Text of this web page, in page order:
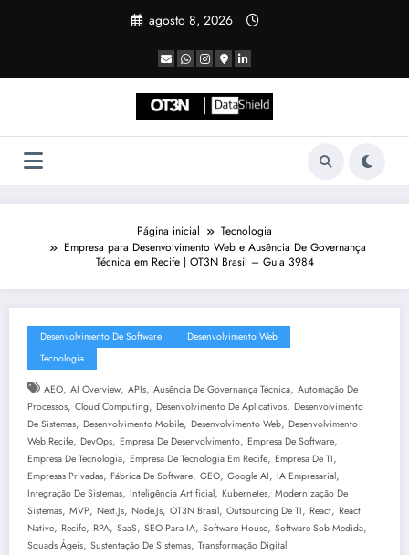
agosto 8, 2026
Página inicial
Tecnologia
Empresa para Desenvolvimento Web e Ausência De Governança
Técnica em Recife | OT3N Brasil – Guia 3984
Desenvolvimento De Software
Desenvolvimento Web
Tecnologia
AEO, AI Overview, APIs, Ausência De Governança Técnica, Automação De
Processos, Cloud Computing, Desenvolvimento De Aplicativos, Desenvolvimento
De Sistemas, Desenvolvimento Mobile, Desenvolvimento Web, Desenvolvimento
Web Recife, DevOps, Empresa De Desenvolvimento, Empresa De Software,
Empresa De Tecnologia, Empresa De Tecnologia Em Recife, Empresa De TI,
Empresas Privadas, Fábrica De Software, GEO, Google AI, IA Empresarial,
Integração De Sistemas, Inteligência Artificial, Kubernetes, Modernização De
Sistemas, MVP, Next.js, Node.js, OT3N Brasil, Outsourcing De TI, React, React
Native, Recife, RPA, SaaS, SEO Para IA, Software House, Software Sob Medida,
Squads Ágeis, Sustentação De Sistemas, Transformação Digital